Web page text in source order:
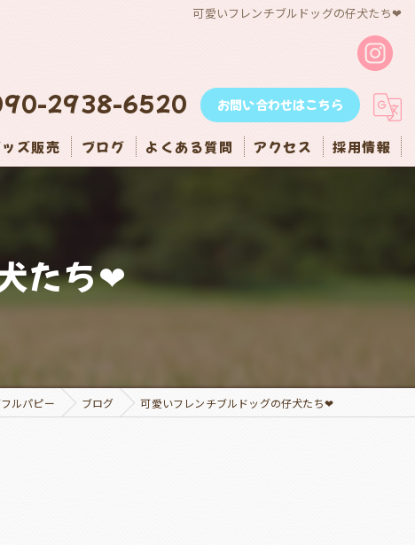
可愛いフレンチブルドッグの仔犬たち❤
2938-6520 お問い合わせはこちら
ズ販売 ブログ よくある質問 アクセス 採用情報
たち❤
ルパピー ブログ 可愛いフレンチブルドッグの仔犬たち❤